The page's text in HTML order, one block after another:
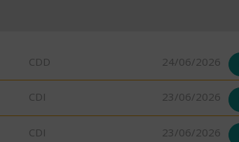
CDD 24/06/2026
CDI 23/06/2026
CDI 23/06/2026